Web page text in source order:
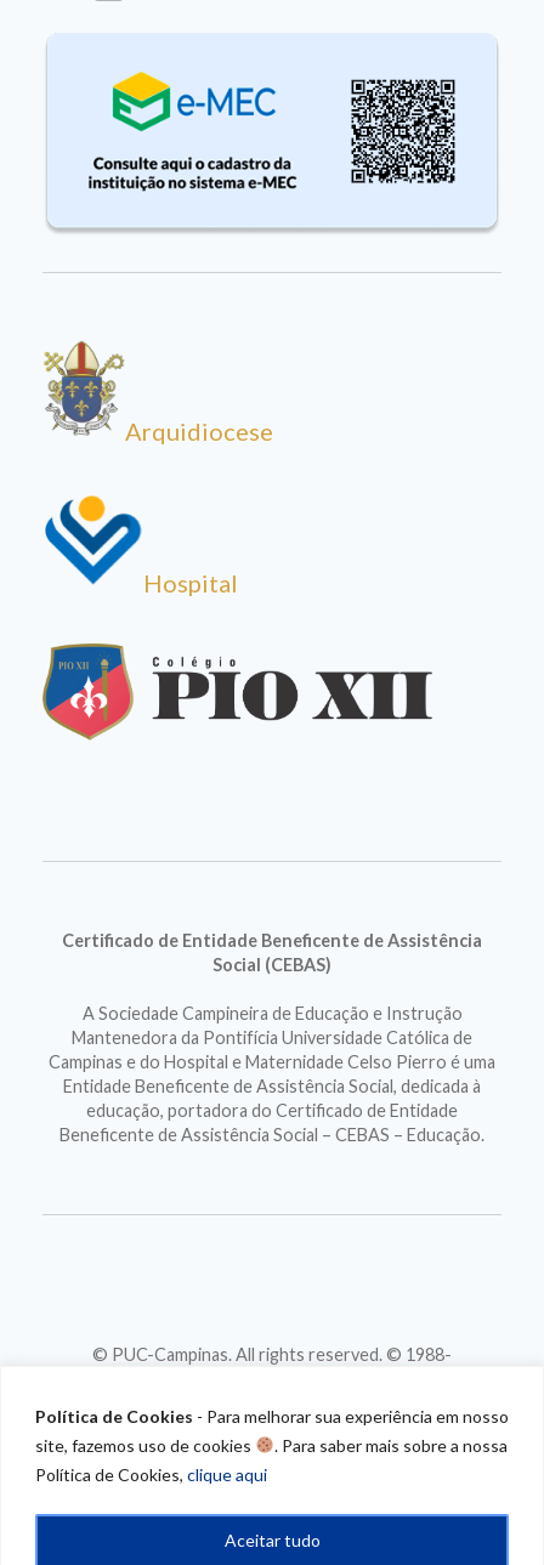
Política de Cookies - Para melhorar sua experiência em nosso
site, fazemos uso de cookies
. Para saber mais sobre a nossa
Política de Cookies, clique aqui
Aceitar tudo
Arquidiocese
Hospital
Certificado de Entidade Beneficente de Assistência
Social (CEBAS)
A Sociedade Campineira de Educação e Instrução
Mantenedora da Pontifícia Universidade Católica de
Campinas e do Hospital e Maternidade Celso Pierro é uma
Entidade Beneficente de Assistência Social, dedicada à
educação, portadora do Certificado de Entidade
Beneficente de Assistência Social – CEBAS – Educação.
© PUC-Campinas. All rights reserved. © 1988-